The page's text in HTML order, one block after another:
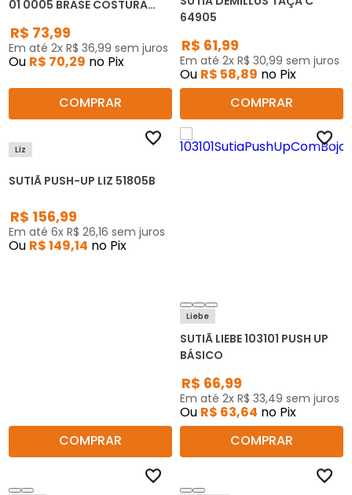
01 0005 BRASE COSTURA
R$ 73,99
Em até 2x R$ 36,99 sem juros
Ou R$ 70,29 no Pix
COMPRAR
64905
R$ 61,99
Em até 2x R$ 30,99 sem juros
Ou R$ 58,89 no Pix
COMPRAR
Liz
SUTIÃ PUSH-UP LIZ 51805B
R$ 156,99
Em até 6x R$ 26,16 sem juros
Ou R$149,14 no Pix
COMPRAR
Liebe
SUTIÃ LIEBE 103101 PUSH UP
BÁSICO
R$ 66,99
Em até 2x R$ 33,49 sem juros
Ou R$ 63,64 no Pix
COMPRAR